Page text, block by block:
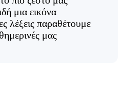
μια εικόνα
λέξεις παραθέτουμε
μας